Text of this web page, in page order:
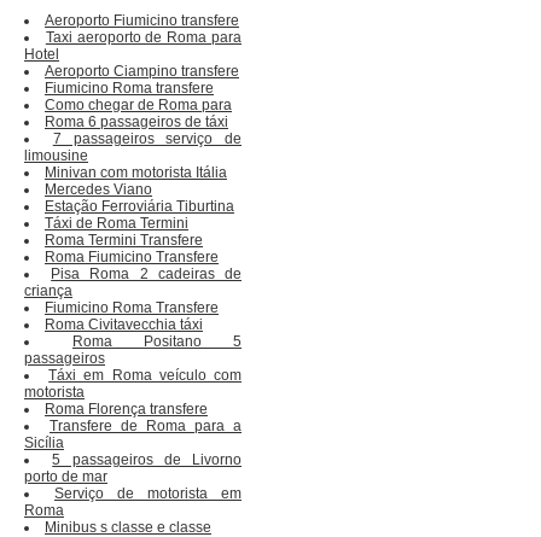
Aeroporto Fiumicino transfere
Taxi aeroporto de Roma para
Hotel
Aeroporto Ciampino transfere
Fiumicino Roma transfere
Como chegar de Roma para
Roma 6 passageiros de táxi
7 passageiros serviço de
limousine
Minivan com motorista Itália
Mercedes Viano
Estação Ferroviária Tiburtina
Táxi de Roma Termini
Roma Termini Transfere
Roma Fiumicino Transfere
Pisa Roma 2 cadeiras de
criança
Fiumicino Roma Transfere
Roma Civitavecchia táxi
Roma Positano 5
passageiros
Táxi em Roma veículo com
motorista
Roma Florença transfere
Transfere de Roma para a
Sicília
5 passageiros de Livorno
porto de mar
Serviço de motorista em
Roma
Minibus s classe e classe